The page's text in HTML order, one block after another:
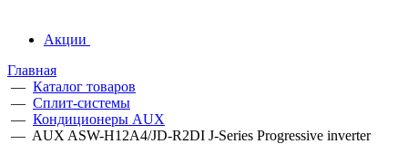
Акции
Главная
— Каталог товаров
— Сплит-системы
— Кондиционеры AUX
— AUX ASW-H12A4/JD-R2DI J-Series Progressive inverter